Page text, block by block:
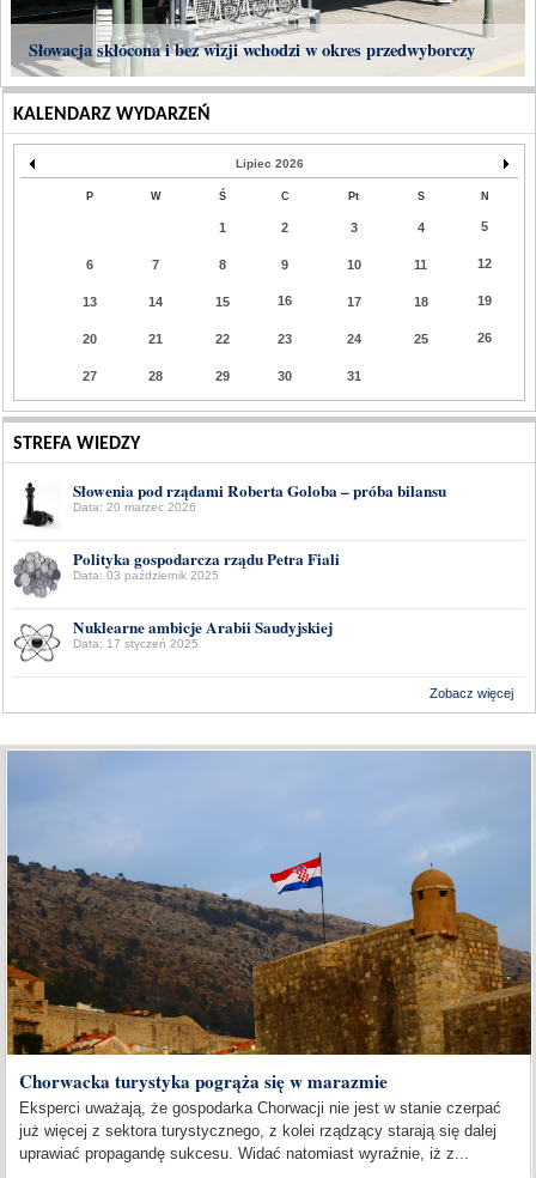
Słowacja skłócona i bez wizji wchodzi w okres przedwyborczy
KALENDARZ WYDARZEŃ
Lipiec 2026
P W Ś C Pt S N
1 2 3 4 5
6 7 8 9 10 11 12
13 14 15 16 17 18 19
20 21 22 23 24 25 26
27 28 29 30 31
STREFA WIEDZY
Słowenia pod rządami Roberta Goloba – próba bilansu
Data: 20 marzec 2026
Polityka gospodarcza rządu Petra Fiali
Data: 03 październik 2025
Nuklearne ambicje Arabii Saudyjskiej
Data: 17 styczeń 2025
Zobacz więcej
Chorwacka turystyka pogrąża się w marazmie
Eksperci uważają, że gospodarka Chorwacji nie jest w stanie czerpać
już więcej z sektora turystycznego, z kolei rządzący starają się dalej
uprawiać propagandę sukcesu. Widać natomiast wyraźnie, iż z...